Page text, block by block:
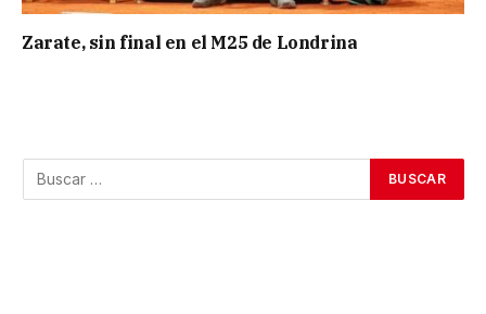
Zarate, sin final en el M25 de Londrina